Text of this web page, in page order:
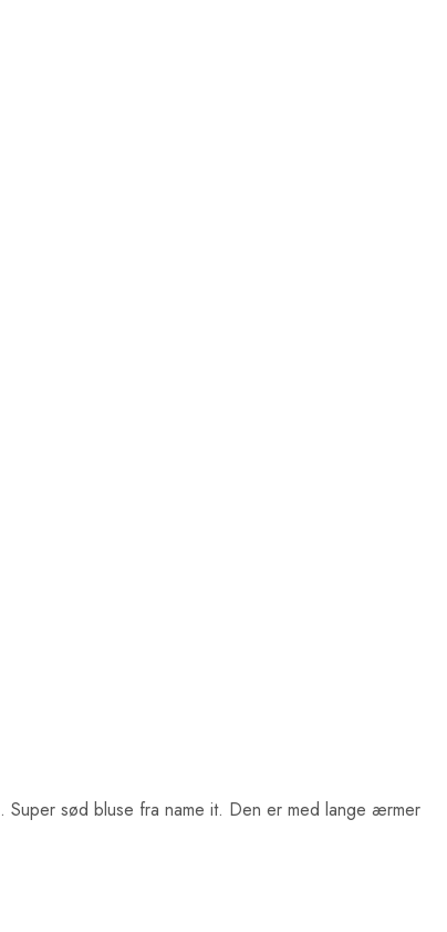
. Super sød bluse fra name it. Den er med lange ærmer